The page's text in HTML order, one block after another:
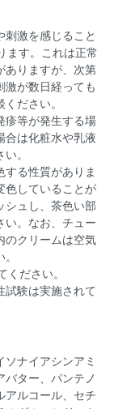
刺激を感じること
ます。これは正常
ありますが、次第
激が数日経っても
ださい。
疹等が発生する場
合は化粧水や乳液
。
する性質がありま
色していることが
シュし、茶色い部
い。なお、チュー
のクリームは空気
ださい。
試験は実施されて
ナイアシンアミ
バター、パンテノ
アルコール、セチ